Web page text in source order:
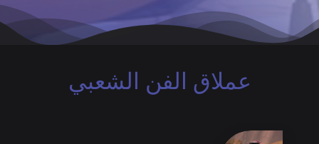
عملاق الفن الشعبي